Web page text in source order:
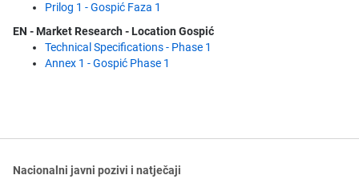
Prilog 1 - Gospić Faza 1
EN - Market Research - Location Gospić
Technical Specifications - Phase 1
Annex 1 - Gospić Phase 1
Nacionalni javni pozivi i natječaji